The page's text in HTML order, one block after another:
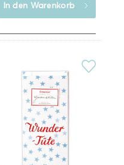
In den Warenkorb